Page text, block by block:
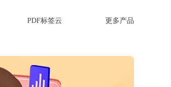
PDF标签云 更多产品